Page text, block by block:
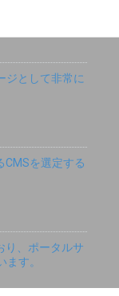
ジとして非常に
CMSを選定する
り、ポータルサ
す。